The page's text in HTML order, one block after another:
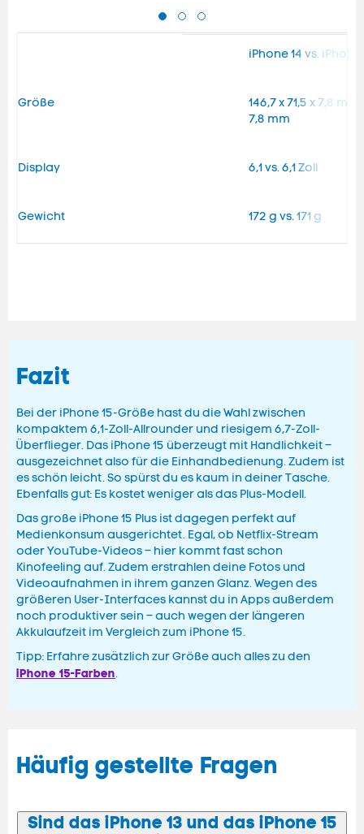
iPhone 14 vs. iPhone
Größe
146,7 x 71,5 x 7,8 mm
7,8 mm
Display 6,1 vs. 6,1 Zoll
Gewicht 172 g vs. 171 g
Fazit
Bei der iPhone 15-Größe hast du die Wahl zwischen
kompaktem 6,1-Zoll-Allrounder und riesigem 6,7-Zoll-
Überflieger. Das iPhone 15 überzeugt mit Handlichkeit –
ausgezeichnet also für die Einhandbedienung. Zudem ist
es schön leicht. So spürst du es kaum in deiner Tasche.
Ebenfalls gut: Es kostet weniger als das Plus-Modell.
Das große iPhone 15 Plus ist dagegen perfekt auf
Medienkonsum ausgerichtet. Egal, ob Netflix-Stream
oder YouTube-Videos – hier kommt fast schon
Kinofeeling auf. Zudem erstrahlen deine Fotos und
Videoaufnahmen in ihrem ganzen Glanz. Wegen des
größeren User-Interfaces kannst du in Apps außerdem
noch produktiver sein – auch wegen der längeren
Akkulaufzeit im Vergleich zum iPhone 15.
Tipp: Erfahre zusätzlich zur Größe auch alles zu den
iPhone 15-Farben.
Häufig gestellte Fragen
Sind das iPhone 13 und das iPhone 15